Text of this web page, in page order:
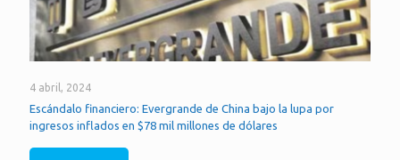
4 abril, 2024
Escándalo financiero: Evergrande de China bajo la lupa por
ingresos inflados en $78 mil millones de dólares